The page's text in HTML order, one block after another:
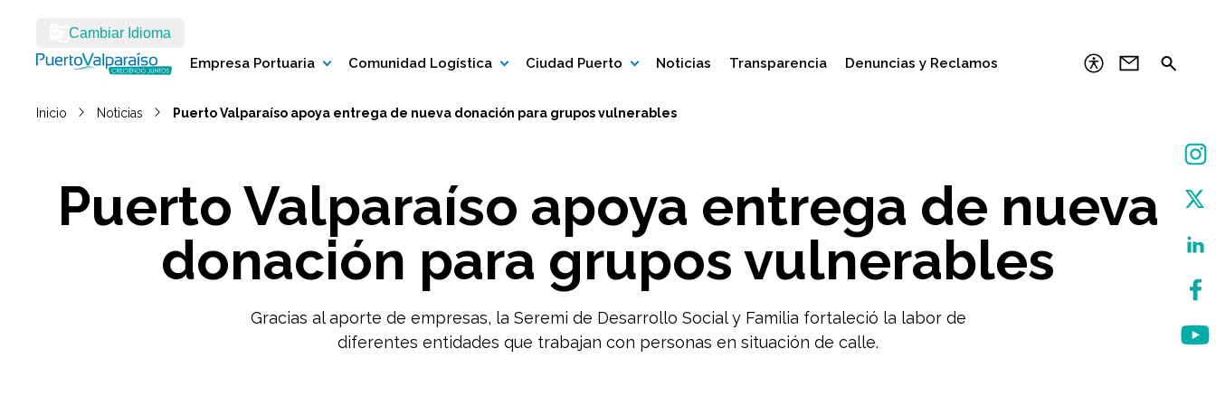
Cambiar Idioma
Empresa Portuaria Comunidad Logística Ciudad Puerto Noticias Transparencia Denuncias y Reclamos
Inicio Noticias Puerto Valparaíso apoya entrega de nueva donación para grupos vulnerables
Puerto Valparaíso apoya entrega de nueva
donación para grupos vulnerables
Gracias al aporte de empresas, la Seremi de Desarrollo Social y Familia fortaleció la labor de
diferentes entidades que trabajan con personas en situación de calle.